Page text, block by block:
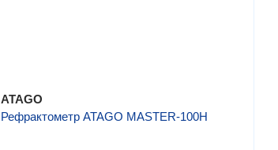
ATAGO
Рефрактометр ATAGO MASTER-100H